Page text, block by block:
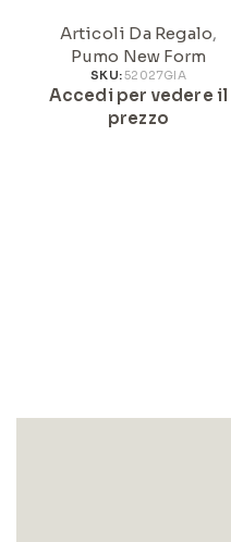
Articoli Da Regalo,
Pumo New Form
SKU:52027GIA
Accedi per vedere il
prezzo